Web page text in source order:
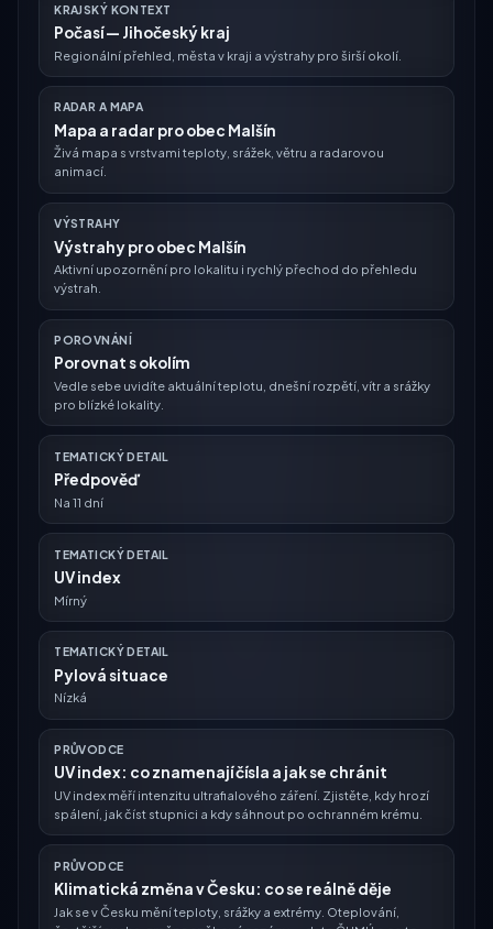
KRAJSKÝ KONTEXT
Počasí — Jihočeský kraj
Regionální přehled, města v kraji a výstrahy pro širší okolí.
RADAR A MAPA
Mapa a radar pro obec Malšín
Živá mapa s vrstvami teploty, srážek, větru a radarovou
animací.
VÝSTRAHY
Výstrahy pro obec Malšín
Aktivní upozornění pro lokalitu i rychlý přechod do přehledu
výstrah.
POROVNÁNÍ
Porovnat s okolím
Vedle sebe uvidíte aktuální teplotu, dnešní rozpětí, vítr a srážky
pro blízké lokality.
TEMATICKÝ DETAIL
Předpověď
Na 11 dní
TEMATICKÝ DETAIL
UV index
Mírný
TEMATICKÝ DETAIL
Pylová situace
Nízká
PRŮVODCE
UV index: co znamenají čísla a jak se chránit
UV index měří intenzitu ultrafialového záření. Zjistěte, kdy hrozí
spálení, jak číst stupnici a kdy sáhnout po ochranném krému.
PRŮVODCE
Klimatická změna v Česku: co se reálně děje
Jak se v Česku mění teploty, srážky a extrémy. Oteplování,